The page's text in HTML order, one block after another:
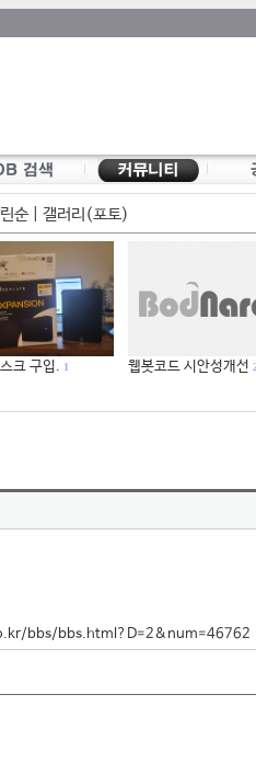
순| 갤러리(포토)
크 구입. 1 웹봇코드 시안성개선 2
bbs/bbs.html?D=2&num=46762